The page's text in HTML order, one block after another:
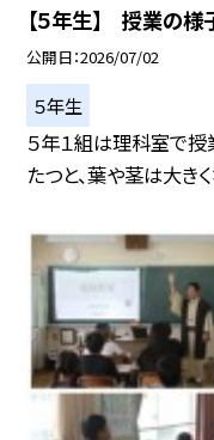
【５年生】 授業の様
公開日 2026/07/02
５年生
５年１組は理科室で授
たつと、葉や茎は大き